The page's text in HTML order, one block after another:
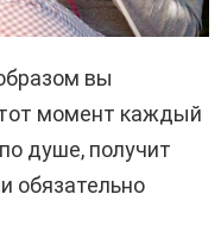
вы
момент каждый
душе, получит
обязательно